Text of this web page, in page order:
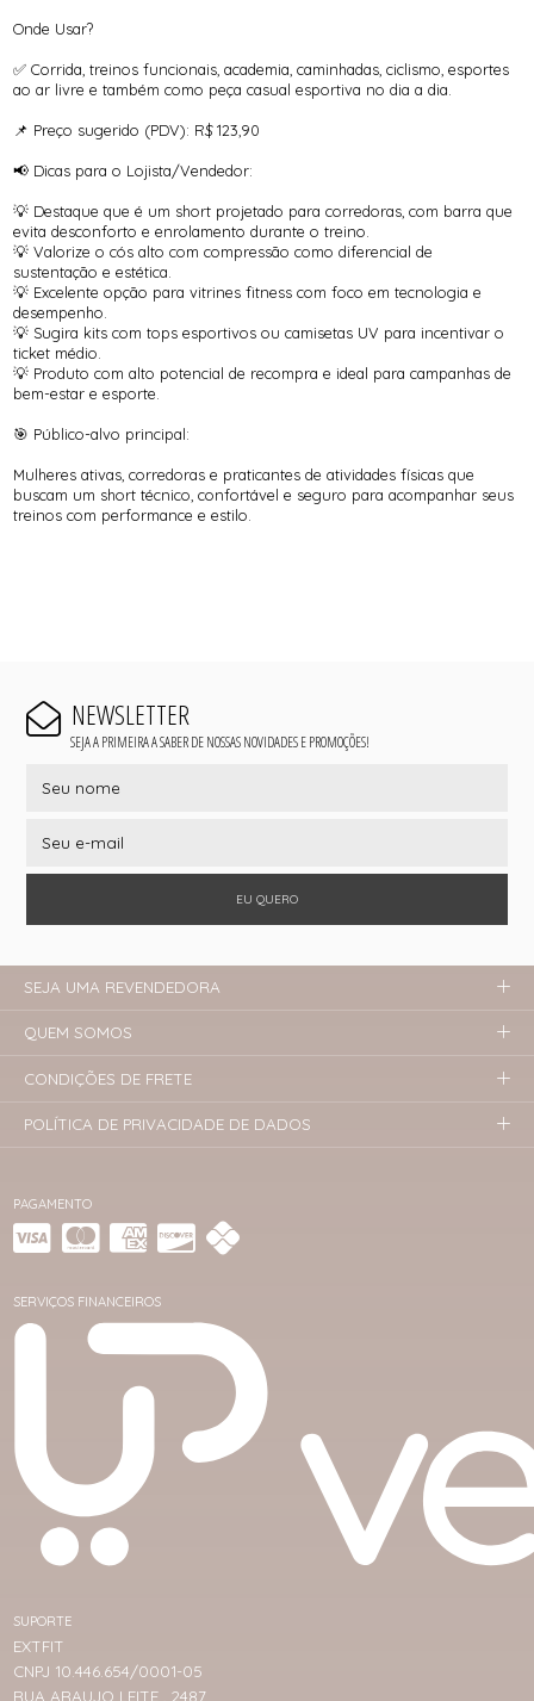
Onde Usar?
✅ Corrida, treinos funcionais, academia, caminhadas, ciclismo, esportes
ao ar livre e também como peça casual esportiva no dia a dia.
📌 Preço sugerido (PDV): R$ 123,90
📢 Dicas para o Lojista/Vendedor:
💡 Destaque que é um short projetado para corredoras, com barra que
evita desconforto e enrolamento durante o treino.
💡 Valorize o cós alto com compressão como diferencial de
sustentação e estética.
💡 Excelente opção para vitrines fitness com foco em tecnologia e
desempenho.
💡 Sugira kits com tops esportivos ou camisetas UV para incentivar o
ticket médio.
💡 Produto com alto potencial de recompra e ideal para campanhas de
bem-estar e esporte.
🎯 Público-alvo principal:
Mulheres ativas, corredoras e praticantes de atividades físicas que
buscam um short técnico, confortável e seguro para acompanhar seus
treinos com performance e estilo.
NEWSLETTER
SEJA A PRIMEIRA A SABER DE NOSSAS NOVIDADES E PROMOÇÕES!
EU QUERO
PAGAMENTO
SERVIÇOS FINANCEIROS
SUPORTE
EXTFIT
CNPJ 10.446.654/0001-05
RUA ARAUJO LEITE , 2487
SEJA UMA REVENDEDORA
QUEM SOMOS
CONDIÇÕES DE FRETE
POLÍTICA DE PRIVACIDADE DE DADOS